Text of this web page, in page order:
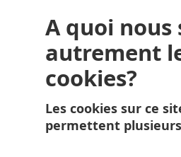
A quoi nous
autrement
cookies?
Les cookies sur ce
permettent